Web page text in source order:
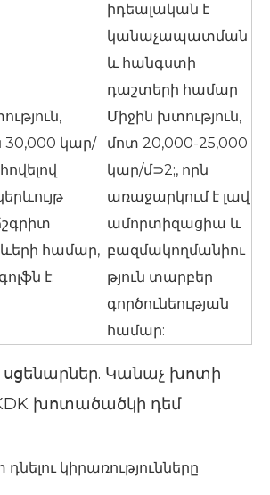
իդեալական է
կանաչապատման
և հանգստի
դաշտերի համար
30,000 կար/
համար,
է:
Միջին խտություն,
մոտ 20,000-25,000
կար/մ⊃2;, որն
առաջարկում է լավ
ամորտիզացիա և
բազմակողմանիու
թյուն տարբեր
գործունեության
համար:
Կանաչ խոտի
խոտածածկի դեմ
կիրառությունները